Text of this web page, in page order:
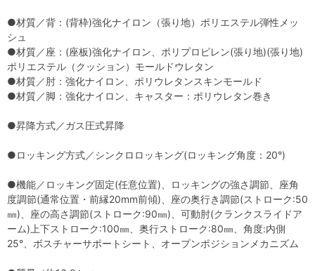
●材質／背：(背枠)強化ナイロン（張り地）ポリエステル弾性メッ
シュ
●材質／座：(座板)強化ナイロン、ポリプロピレン(張り地)(張り地)
ポリエステル（クッション）モールドウレタン
●材質／肘：強化ナイロン、ポリウレタンスキンモールド
●材質／脚：強化ナイロン、キャスター：ポリウレタン巻き
●昇降方式／ガス圧式昇降
●ロッキング方式／シンクロロッキング(ロッキング角度：20°)
●機能／ロッキング固定(任意位置)、ロッキングの強さ調節、座角
度調節(通常位置・前縁20mm前傾)、座の奥行き調節(ストローク:50
㎜)、座の高さ調節(ストローク:90㎜)、可動肘(クランクスライドア
ーム)上下ストローク:100㎜、奥行ストローク:80㎜、角度:内側
25°、ボスチャーサポートシート、オープンポジションメカニズム